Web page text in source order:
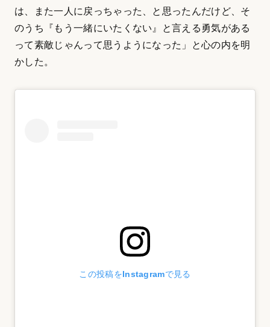
は、また一人に戻っちゃった、と思ったんだけど、そ
のうち『もう一緒にいたくない』と言える勇気がある
って素敵じゃんって思うようになった」と心の内を明
かした。
この投稿をInstagramで見る